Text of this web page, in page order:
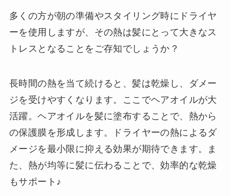
多くの方が朝の準備やスタイリング時にドライヤ
ーを使用しますが、その熱は髪にとって大きなス
トレスとなることをご存知でしょうか？
長時間の熱を当て続けると、髪は乾燥し、ダメー
ジを受けやすくなります。ここでヘアオイルが大
活躍。ヘアオイルを髪に塗布することで、熱から
の保護膜を形成します。ドライヤーの熱によるダ
メージを最小限に抑える効果が期待できます。ま
た、熱が均等に髪に伝わることで、効率的な乾燥
もサポート♪